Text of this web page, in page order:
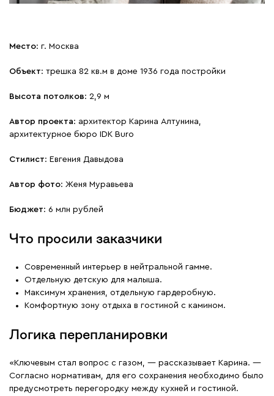
Место: г. Москва
Объект: трешка 82 кв.м в доме 1936 года постройки
Высота потолков: 2,9 м
Автор проекта: архитектор Карина Алтунина,
архитектурное бюро IDK Buro
Стилист: Евгения Давыдова
Автор фото: Женя Муравьева
Бюджет: 6 млн рублей
Что просили заказчики
Современный интерьер в нейтральной гамме.
Отдельную детскую для малыша.
Максимум хранения, отдельную гардеробную.
Комфортную зону отдыха в гостиной с камином.
Логика перепланировки
«Ключевым стал вопрос с газом, — рассказывает Карина. —
Согласно нормативам, для его сохранения необходимо было
предусмотреть перегородку между кухней и гостиной.